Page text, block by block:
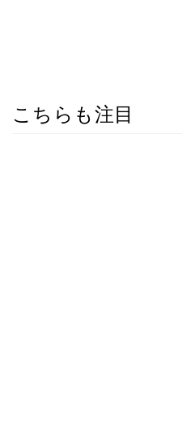
こちらも注目